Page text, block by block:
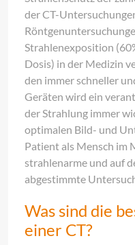
der CT-
Strahlenexposition
Dosis) in der Medizin
den immer schneller
Geräten wird ein
der Strahlung immer
optimalen Bild- und
Patient als Mensch im
strahlenarme und auf
abgestimmte
Was sind die
einer CT?